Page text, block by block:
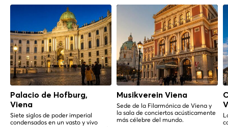
Palacio de Hofburg,
Viena
Siete siglos de poder imperial
condensados en un vasto y vivo
Musikverein Viena
Sede de la Filarmónica de Viena y
la sala de conciertos acústicamente
más célebre del mundo.